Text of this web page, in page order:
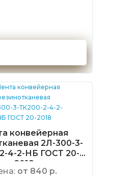
конвейерная
2Л-300-3-
4-2-НБ ГОСТ 20-
2018
от 840 р.